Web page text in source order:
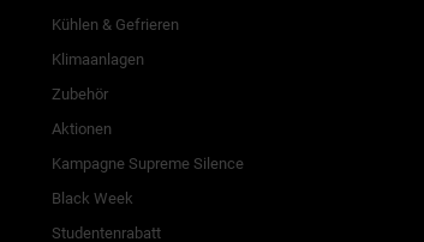
Kühlen & Gefrieren
Klimaanlagen
Zubehör
Aktionen
Kampagne Supreme Silence
Black Week
Studentenrabatt